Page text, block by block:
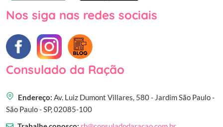
Nos siga nas redes sociais
Consulado da Ração
Endereço: Av. Luiz Dumont Villares, 580 - Jardim São Paulo -
São Paulo - SP, 02085-100